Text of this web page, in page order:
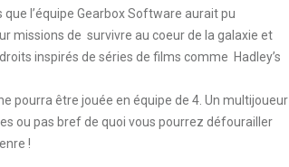
l’équipe Gearbox Software aurait pu
missions de survivre au coeur de la galaxie et
inspirés de séries de films comme Hadley’s
pourra être jouée en équipe de 4. Un multijoueur
ou pas bref de quoi vous pourrez défourailler
!